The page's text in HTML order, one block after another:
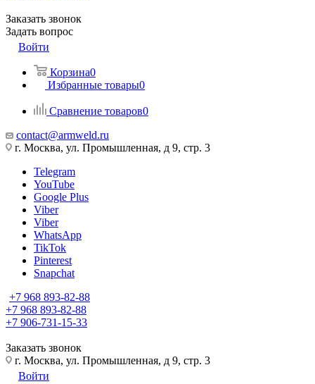
Заказать звонок
Задать вопрос
Войти
Корзина0
Избранные товары0
Сравнение товаров0
contact@armweld.ru
г. Москва, ул. Промышленная, д 9, стр. 3
Telegram
YouTube
Google Plus
Viber
Viber
WhatsApp
TikTok
Pinterest
Snapchat
+7 968 893-82-88
+7 968 893-82-88
+7 906-731-15-33
Заказать звонок
г. Москва, ул. Промышленная, д 9, стр. 3
Войти